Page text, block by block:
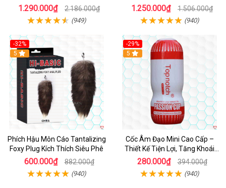
thích
1.290.000₫ 2.186.000₫
(949)
1.250.000₫ 1.506.000₫
(940)
-32%
Hot
5
Phích Hậu Môn Cáo Tantalizing
Foxy Plug Kích Thích Siêu Phê
600.000₫ 882.000₫
(940)
-29%
5
Cốc Âm Đạo Mini Cao Cấp –
Thiết Kế Tiện Lợi, Tăng Khoái
Cảm
280.000₫ 394.000₫
(940)